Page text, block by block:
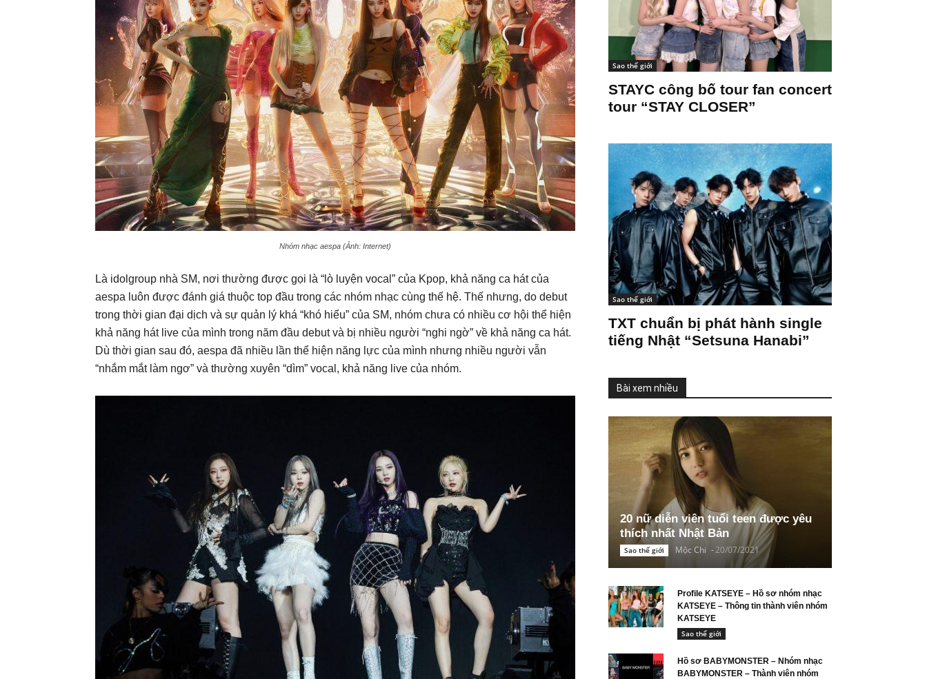
Nhóm nhạc aespa (Ảnh: Internet)
Là idolgroup nhà SM, nơi thường được gọi là “lò luyện vocal” của Kpop, khả năng ca hát của
aespa luôn được đánh giá thuộc top đầu trong các nhóm nhạc cùng thế hệ. Thế nhưng, do debut
trong thời gian đại dịch và sự quản lý khá “khó hiểu” của SM, nhóm chưa có nhiều cơ hội thể hiện
khả năng hát live của mình trong năm đầu debut và bị nhiều người “nghi ngờ” về khả năng ca hát.
Dù thời gian sau đó, aespa đã nhiều lần thể hiện năng lực của mình nhưng nhiều người vẫn
“nhắm mắt làm ngơ” và thường xuyên “dìm” vocal, khả năng live của nhóm.
Sao thế giới
STAYC công bố tour fan concert
tour “STAY CLOSER”
Sao thế giới
TXT chuẩn bị phát hành single
tiếng Nhật “Setsuna Hanabi”
Bài xem nhiều
20 nữ diễn viên tuổi teen được yêu
thích nhất Nhật Bản
Sao thế giới Mộc Chi -20/07/2021
Profile KATSEYE – Hồ sơ nhóm nhạc
KATSEYE – Thông tin thành viên nhóm
KATSEYE
Sao thế giới
Hồ sơ BABYMONSTER – Nhóm nhạc
BABYMONSTER – Thành viên nhóm